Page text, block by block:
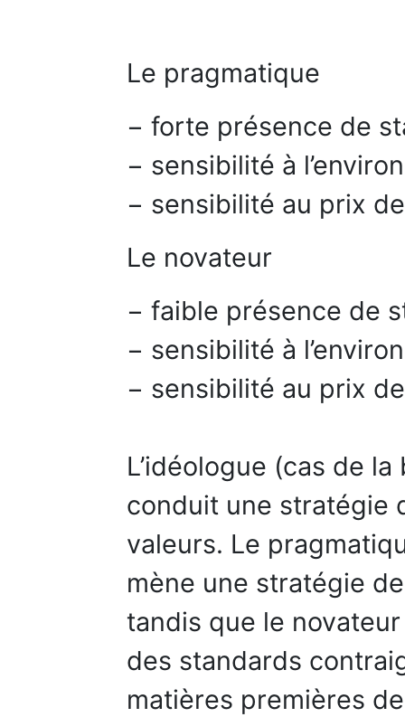
Le pragmatique
− forte présence de
− sensibilité à
− sensibilité au prix
Le novateur
− faible présence de
− sensibilité à
− sensibilité au prix
L’idéologue (cas de
conduit une stratégie
valeurs. Le
mène une stratégie
tandis que le
des standards
matières premières